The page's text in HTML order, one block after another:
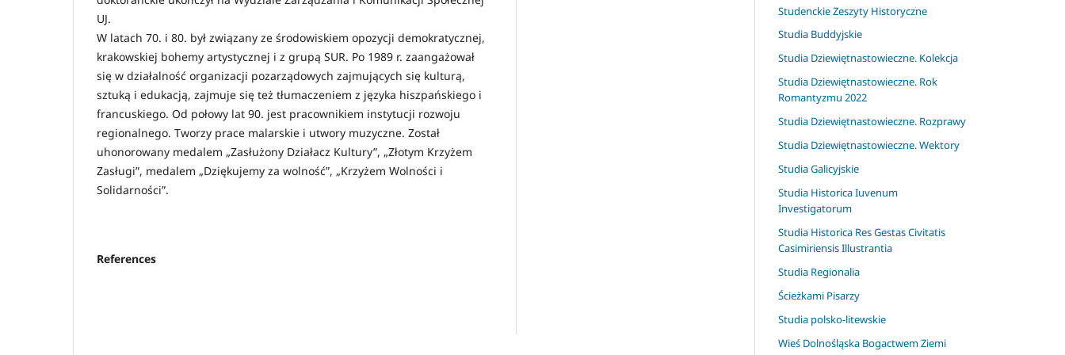
UJ.
W latach 70. i 80. był związany ze środowiskiem opozycji demokratycznej,
krakowskiej bohemy artystycznej i z grupą SUR. Po 1989 r. zaangażował
się w działalność organizacji pozarządowych zajmujących się kulturą,
sztuką i edukacją, zajmuje się też tłumaczeniem z języka hiszpańskiego i
francuskiego. Od połowy lat 90. jest pracownikiem instytucji rozwoju
regionalnego. Tworzy prace malarskie i utwory muzyczne. Został
uhonorowany medalem „Zasłużony Działacz Kultury”, „Złotym Krzyżem
Zasługi”, medalem „Dziękujemy za wolność”, „Krzyżem Wolności i
Solidarności”.
References
Studenckie Zeszyty Historyczne
Studia Buddyjskie
Studia Dziewiętnastowieczne. Kolekcja
Studia Dziewiętnastowieczne. Rok
Romantyzmu 2022
Studia Dziewiętnastowieczne. Rozprawy
Studia Dziewiętnastowieczne. Wektory
Studia Galicyjskie
Studia Historica Iuvenum
Investigatorum
Studia Historica Res Gestas Civitatis
Casimiriensis Illustrantia
Studia Regionalia
Ścieżkami Pisarzy
Studia polsko-litewskie
Wieś Dolnośląska Bogactwem Ziemi